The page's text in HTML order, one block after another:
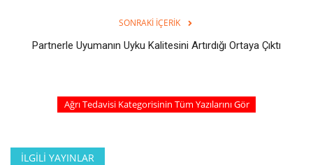
SONRAKI İÇERIK
Partnerle Uyumanın Uyku Kalitesini Artırdığı Ortaya Çıktı
Ağrı Tedavisi Kategorisinin Tüm Yazılarını Gör
İLGILI YAYINLAR